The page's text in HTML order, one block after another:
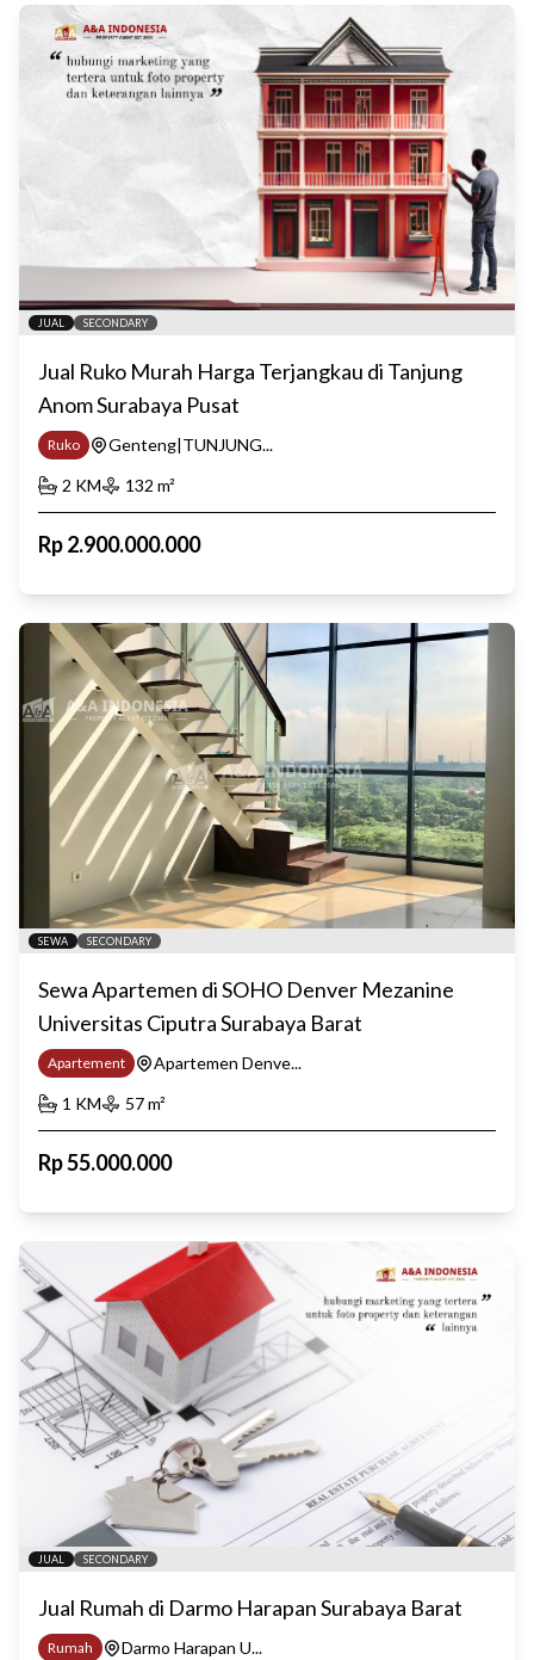
JUAL SECONDARY
Jual Ruko Murah Harga Terjangkau di Tanjung
Anom Surabaya Pusat
Ruko
Genteng|TUNJUNG...
2 KM 132 m²
Rp2.900.000.000
SEWA SECONDARY
Sewa Apartemen di SOHO Denver Mezanine
Universitas Ciputra Surabaya Barat
Apartement
Apartemen Denve...
1 KM 57m²
Rp55.000.000
JUAL SECONDARY
Jual Rumah di Darmo Harapan Surabaya Barat
Rumah
Darmo Harapan U...